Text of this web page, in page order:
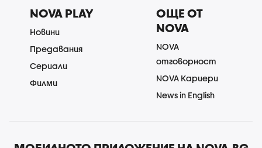
NOVA PLAY
Новини
Предавания
Сериали
Филми
ОЩЕ ОТ
NOVA
NOVA
отговорност
NOVA Кариери
News in English